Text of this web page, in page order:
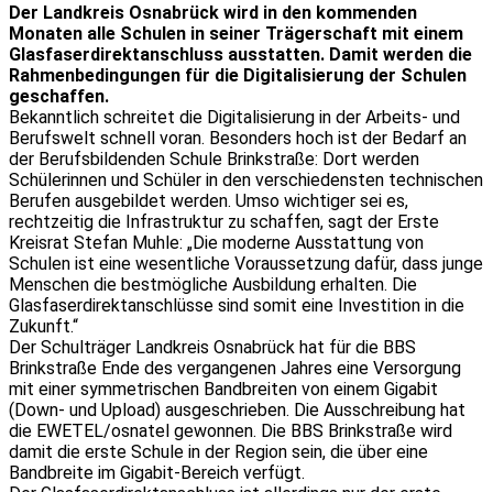
Der Landkreis Osnabrück wird in den kommenden
Monaten alle Schulen in seiner Trägerschaft mit einem
Glasfaserdirektanschluss ausstatten. Damit werden die
Rahmenbedingungen für die Digitalisierung der Schulen
geschaffen.
Bekanntlich schreitet die Digitalisierung in der Arbeits- und
Berufswelt schnell voran. Besonders hoch ist der Bedarf an
der Berufsbildenden Schule Brinkstraße: Dort werden
Schülerinnen und Schüler in den verschiedensten technischen
Berufen ausgebildet werden. Umso wichtiger sei es,
rechtzeitig die Infrastruktur zu schaffen, sagt der Erste
Kreisrat Stefan Muhle: „Die moderne Ausstattung von
Schulen ist eine wesentliche Voraussetzung dafür, dass junge
Menschen die bestmögliche Ausbildung erhalten. Die
Glasfaserdirektanschlüsse sind somit eine Investition in die
Zukunft.“
Der Schulträger Landkreis Osnabrück hat für die BBS
Brinkstraße Ende des vergangenen Jahres eine Versorgung
mit einer symmetrischen Bandbreiten von einem Gigabit
(Down- und Upload) ausgeschrieben. Die Ausschreibung hat
die EWETEL/osnatel gewonnen. Die BBS Brinkstraße wird
damit die erste Schule in der Region sein, die über eine
Bandbreite im Gigabit-Bereich verfügt.